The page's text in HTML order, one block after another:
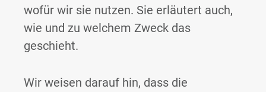
wofür wir sie nutzen. Sie erläutert auch,
wie und zu welchem Zweck das
geschieht.
Wir weisen darauf hin, dass die